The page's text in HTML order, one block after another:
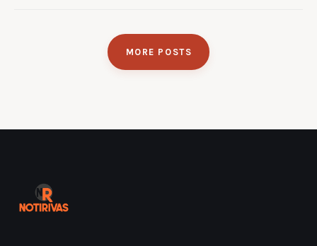
MORE POSTS